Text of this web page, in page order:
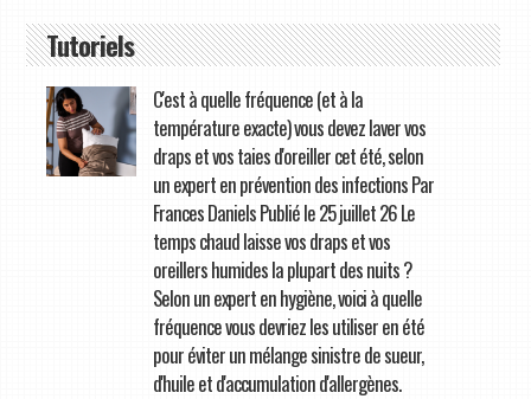
Tutoriels
C'est à quelle fréquence (et à la
température exacte) vous devez laver vos
draps et vos taies d'oreiller cet été, selon
un expert en prévention des infections Par
Frances Daniels Publié le 25 juillet 26 Le
temps chaud laisse vos draps et vos
oreillers humides la plupart des nuits ?
Selon un expert en hygiène, voici à quelle
fréquence vous devriez les utiliser en été
pour éviter un mélange sinistre de sueur,
d'huile et d'accumulation d'allergènes.